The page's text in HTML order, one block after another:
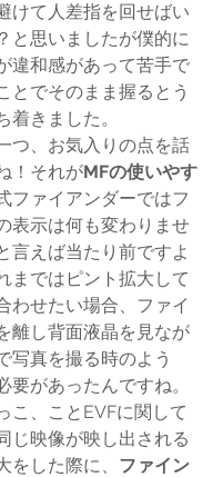
けて人差指を回せばい
と思いましたが僕的に
違和感があって苦手で
とでそのまま握るとう
着きました。
つ、お気入りの点を話
！それがMFの使いやす
ファイアンダーではフ
表示は何も変わりませ
言えば当たり前ですよ
まではピント拡大して
わせたい場合、ファイ
離し背面液晶を見なが
写真を撮る時のよう
要があったんですね。
こ、ことEVFに関して
じ映像が映し出される
をした際に、 ファイン